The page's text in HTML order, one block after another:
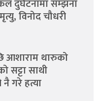
दुर्घटनामा सम्झना
विनोद चौधरी
आशाराम थारुको
सट्टा साथी
गरे हत्या